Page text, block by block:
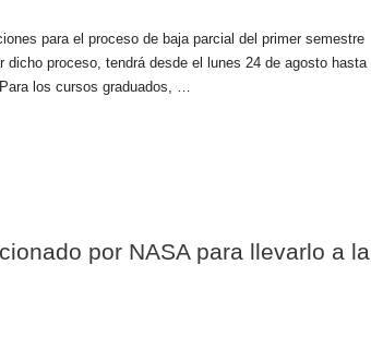
para el proceso de baja parcial del primer semestre
proceso, tendrá desde el lunes 24 de agosto hasta
los cursos graduados, …
por NASA para llevarlo a la